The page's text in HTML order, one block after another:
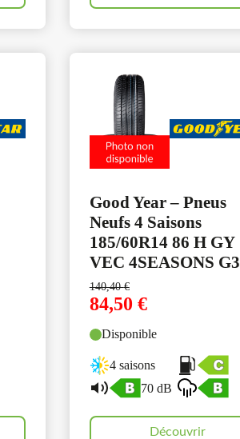
Good Year – Pneus
Neufs 4 Saisons
185/60R14 86 H GY
VEC 4SEASONS G3
140,40€
84,50 €
Disponible
4 saisons
70 dB
Découvrir